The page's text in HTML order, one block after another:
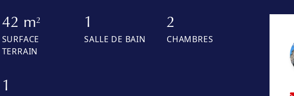
42 m2
SURFACE
TERRAIN
1
SALLE DE BAIN
2
CHAMBRES
1